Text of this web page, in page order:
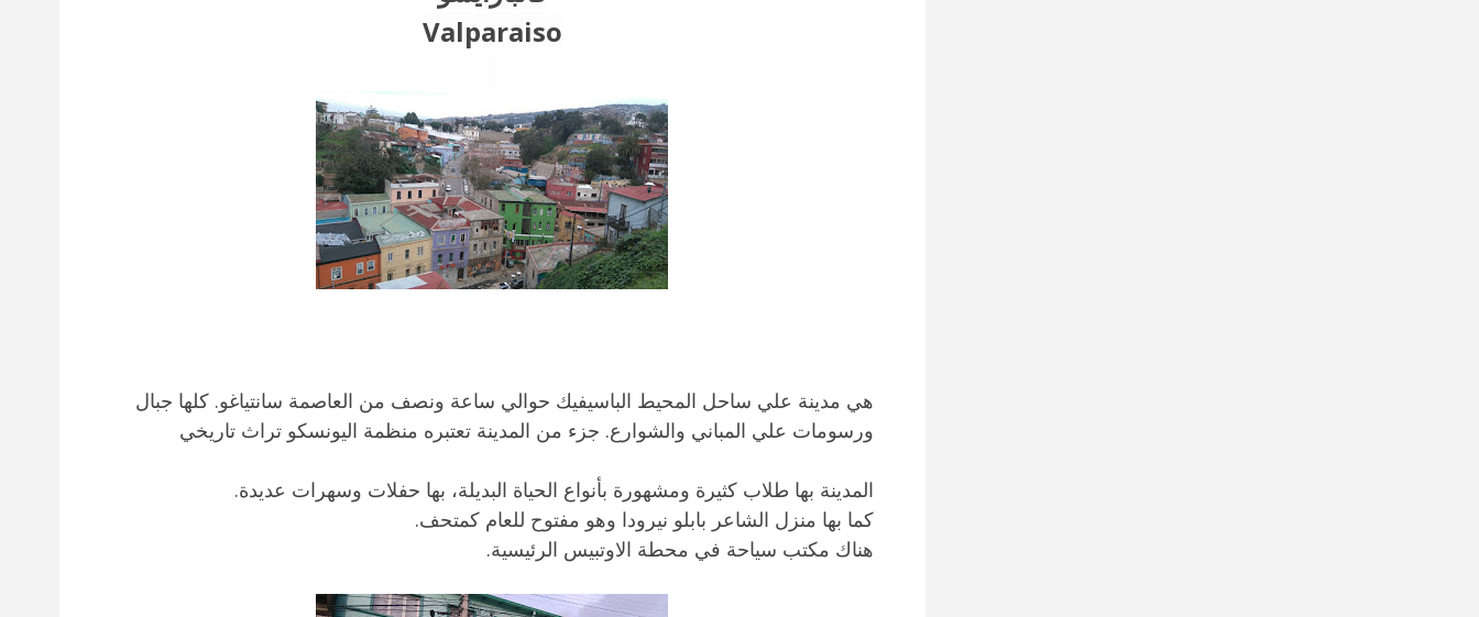
Valparaiso
هي مدينة علي ساحل المحيط الباسيفيك حوالي ساعة ونصف من العاصمة سانتياغو. كلها جبال
ورسومات علي المباني والشوارع. جزء من المدينة تعتبره منظمة اليونسكو تراث تاريخي
المدينة بها طلاب كثيرة ومشهورة بأنواع الحياة البديلة، بها حفلات وسهرات عديدة.
كما بها منزل الشاعر بابلو نيرودا وهو مفتوح للعام كمتحف.
هناك مكتب سياحة في محطة الاوتبيس الرئيسية.